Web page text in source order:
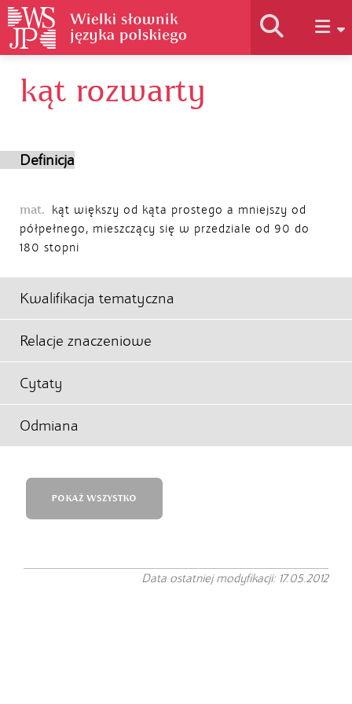
Historia słownika
kąt rozwarty
Definicja
mat.
kąt większy od kąta prostego a mniejszy od
półpełnego, mieszczący się w przedziale od 90 do
180 stopni
Kwalifikacja tematyczna
Relacje znaczeniowe
Cytaty
Odmiana
POKAŻ WSZYSTKO
Data ostatniej modyfikacji: 17.05.2012